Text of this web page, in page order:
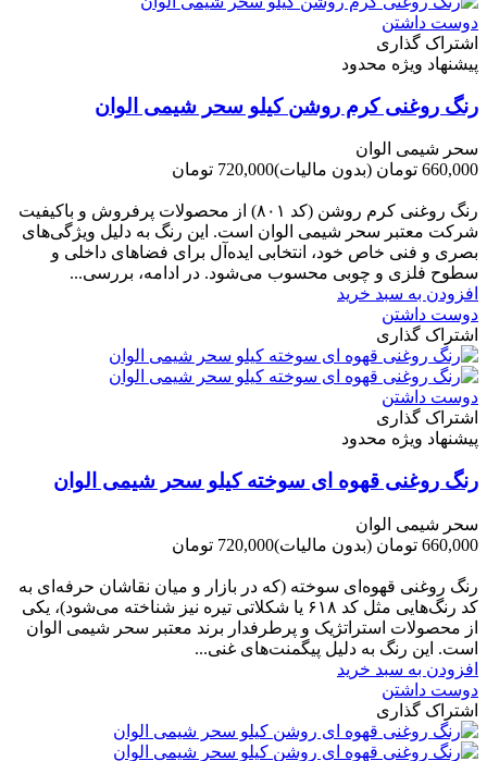
دوست داشتن
اشتراک گذاری
پیشنهاد ویژه محدود
رنگ روغنی کرم روشن کیلو سحر شیمی الوان
سحر شیمی الوان
660,000 تومان
(بدون مالیات)720,000 تومان
رنگ روغنی کرم روشن (کد ۸۰۱) از محصولات پرفروش و باکیفیت
شرکت‌ معتبر سحر شیمی الوان است. این رنگ به دلیل ویژگی‌های
بصری و فنی خاص خود، انتخابی ایده‌آل برای فضاهای داخلی و
سطوح فلزی و چوبی محسوب می‌شود. در ادامه، بررسی...
افزودن به سبد خرید
دوست داشتن
اشتراک گذاری
دوست داشتن
اشتراک گذاری
پیشنهاد ویژه محدود
رنگ روغنی قهوه ای سوخته کیلو سحر شیمی الوان
سحر شیمی الوان
660,000 تومان
(بدون مالیات)720,000 تومان
رنگ روغنی قهوه‌ای سوخته (که در بازار و میان نقاشان حرفه‌ای به
کد رنگ‌هایی مثل کد ۶۱۸ یا شکلاتی تیره نیز شناخته می‌شود)، یکی
از محصولات استراتژیک و پرطرفدار برند معتبر سحر شیمی الوان
است. این رنگ به دلیل پیگمنت‌های غنی...
افزودن به سبد خرید
دوست داشتن
اشتراک گذاری